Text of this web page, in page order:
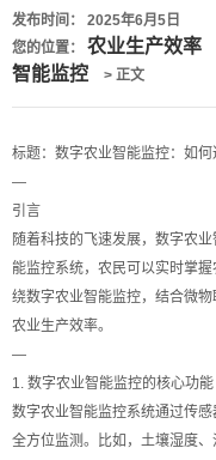
发布时间： 2025年6月5日
您的位置： 农业生产效率
智能监控
> 正文
标题：数字农业智能监控：如
—
引言
随着科技的飞速发展，数字农
能监控系统，农民可以实时掌
绕数字农业智能监控，结合微
农业生产效率。
—
1. 数字农业智能监控的核心功能
数字农业智能监控系统通过传
全方位监测。比如，土壤湿度